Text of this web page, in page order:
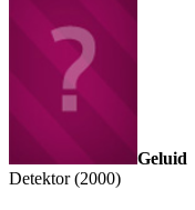
Geluid
Detektor (2000)